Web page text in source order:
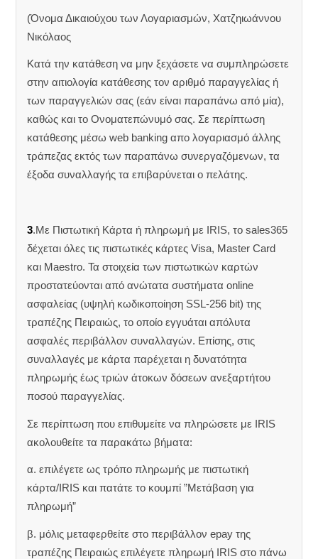
(Όνομα Δικαιούχου των Λογαριασμών, Χατζηιωάννου
Νικόλαος
Κατά την κατάθεση να μην ξεχάσετε να συμπληρώσετε
στην αιτιολογία κατάθεσης τον αριθμό παραγγελίας ή
των παραγγελιών σας (εάν είναι παραπάνω από μία),
καθώς και το Ονοματεπώνυμό σας. Σε περίπτωση
κατάθεσης μέσω web banking απο λογαριασμό άλλης
τράπεζας εκτός των παραπάνω συνεργαζόμενων, τα
έξοδα συναλλαγής τα επιβαρύνεται ο πελάτης.
3.Με Πιστωτική Κάρτα ή πληρωμή με IRIS, το sales365
δέχεται όλες τις πιστωτικές κάρτες Visa, Master Card
και Maestro. Τα στοιχεία των πιστωτικών καρτών
προστατεύονται από ανώτατα συστήματα online
ασφαλείας (υψηλή κωδικοποίηση SSL-256 bit) της
τραπέζης Πειραιώς, το οποίο εγγυάται απόλυτα
ασφαλές περιβάλλον συναλλαγών. Επίσης, στις
συναλλαγές με κάρτα παρέχεται η δυνατότητα
πληρωμής έως τριών άτοκων δόσεων ανεξαρτήτου
ποσού παραγγελίας.
Σε περίπτωση που επιθυμείτε να πληρώσετε με IRIS
ακολουθείτε τα παρακάτω βήματα:
α. επιλέγετε ως τρόπο πληρωμής με πιστωτική
κάρτα/IRIS και πατάτε το κουμπί ”Μετάβαση για
πληρωμή”
β. μόλις μεταφερθείτε στο περιβάλλον epay της
τραπέζης Πειραιώς επιλέγετε πληρωμή IRIS στο πάνω